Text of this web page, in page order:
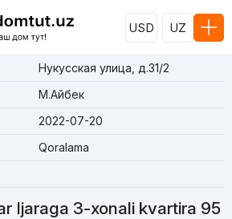
USD UZ
Нукусская улица, д.31/2
М.Айбек
2022-07-20
Qoralama
Ijaraga 3-xonali kvartira 95